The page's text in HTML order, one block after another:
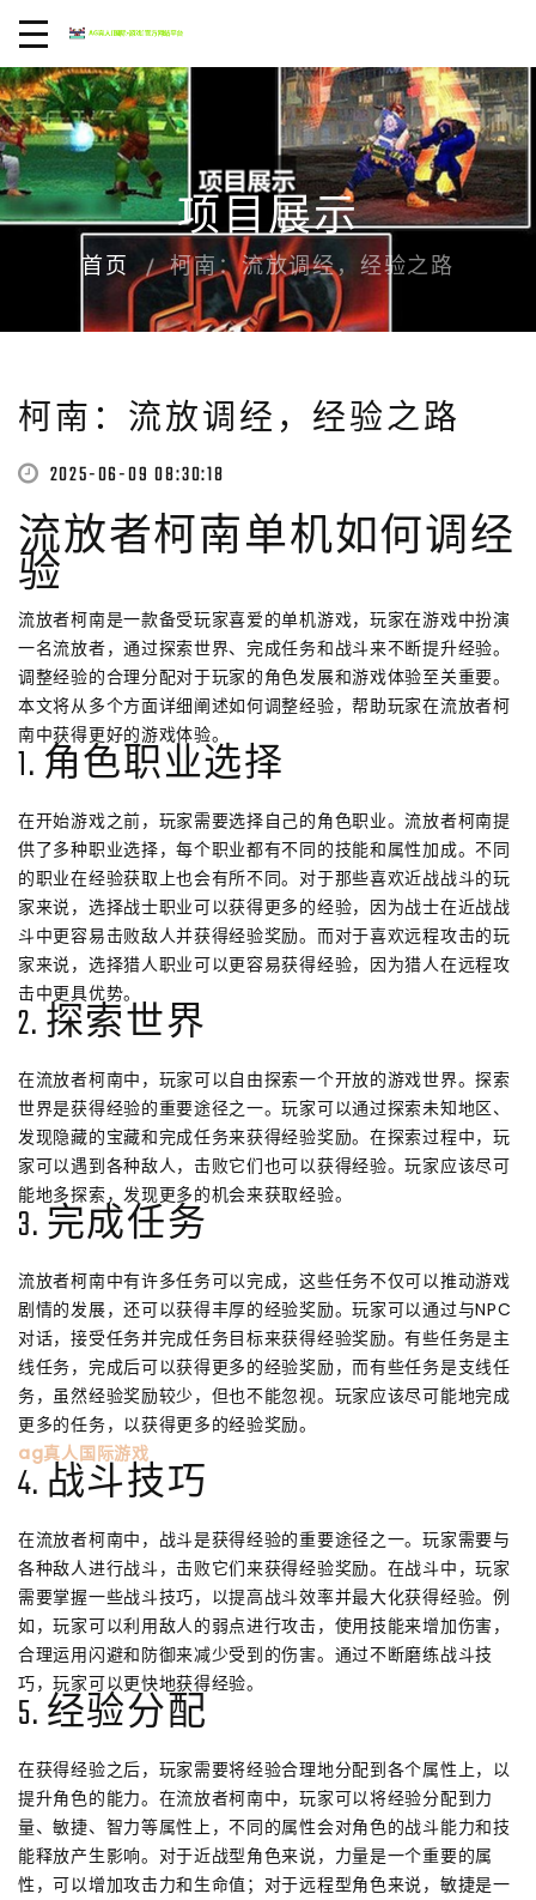
项目展示
首页 柯南：流放调经，经验之路
柯南：流放调经，经验之路
2025-06-09 08:30:18
流放者柯南单机如何调经
验
流放者柯南是一款备受玩家喜爱的单机游戏，玩家在游戏中扮演
一名流放者，通过探索世界、完成任务和战斗来不断提升经验。
调整经验的合理分配对于玩家的角色发展和游戏体验至关重要。
本文将从多个方面详细阐述如何调整经验，帮助玩家在流放者柯
南中获得更好的游戏体验。
1. 角色职业选择
在开始游戏之前，玩家需要选择自己的角色职业。流放者柯南提
供了多种职业选择，每个职业都有不同的技能和属性加成。不同
的职业在经验获取上也会有所不同。对于那些喜欢近战战斗的玩
家来说，选择战士职业可以获得更多的经验，因为战士在近战战
斗中更容易击败敌人并获得经验奖励。而对于喜欢远程攻击的玩
家来说，选择猎人职业可以更容易获得经验，因为猎人在远程攻
击中更具优势。
2. 探索世界
在流放者柯南中，玩家可以自由探索一个开放的游戏世界。探索
世界是获得经验的重要途径之一。玩家可以通过探索未知地区、
发现隐藏的宝藏和完成任务来获得经验奖励。在探索过程中，玩
家可以遇到各种敌人，击败它们也可以获得经验。玩家应该尽可
能地多探索，发现更多的机会来获取经验。
3. 完成任务
流放者柯南中有许多任务可以完成，这些任务不仅可以推动游戏
剧情的发展，还可以获得丰厚的经验奖励。玩家可以通过与NPC
对话，接受任务并完成任务目标来获得经验奖励。有些任务是主
线任务，完成后可以获得更多的经验奖励，而有些任务是支线任
务，虽然经验奖励较少，但也不能忽视。玩家应该尽可能地完成
更多的任务，以获得更多的经验奖励。
ag真人国际游戏
4. 战斗技巧
在流放者柯南中，战斗是获得经验的重要途径之一。玩家需要与
各种敌人进行战斗，击败它们来获得经验奖励。在战斗中，玩家
需要掌握一些战斗技巧，以提高战斗效率并最大化获得经验。例
如，玩家可以利用敌人的弱点进行攻击，使用技能来增加伤害，
合理运用闪避和防御来减少受到的伤害。通过不断磨练战斗技
巧，玩家可以更快地获得经验。
5. 经验分配
在获得经验之后，玩家需要将经验合理地分配到各个属性上，以
提升角色的能力。在流放者柯南中，玩家可以将经验分配到力
量、敏捷、智力等属性上，不同的属性会对角色的战斗能力和技
能释放产生影响。对于近战型角色来说，力量是一个重要的属
性，可以增加攻击力和生命值；对于远程型角色来说，敏捷是一